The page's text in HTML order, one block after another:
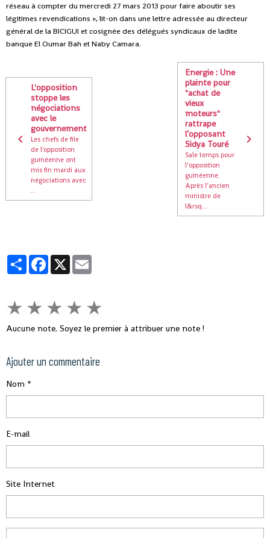
réseau à compter du mercredi 27 mars 2013 pour faire aboutir ses
légitimes revendications », lit-on dans une lettre adressée au directeur
général de la BICIGUI et cosignée des délégués syndicaux de ladite
banque El Oumar Bah et Naby Camara.
L'opposition
stoppe les
négociations
avec le
gouvernement
Les chefs de file
de l'opposition
guinéenne ont
mis fin mardi aux
négociations avec
...
Energie : Une
plainte pour
"achat de
vieux
moteurs"
rattrape
l’opposant
Sidya Touré
Sale temps pour
l’opposition
guinéenne.
Après l’ancien
ministre de
l&rsq...
PartagerFacebook
X
★ ★ ★ ★ ★
Aucune note. Soyez le premier à attribuer une note !
Ajouter un commentaire
Nom
E-mail
Site Internet